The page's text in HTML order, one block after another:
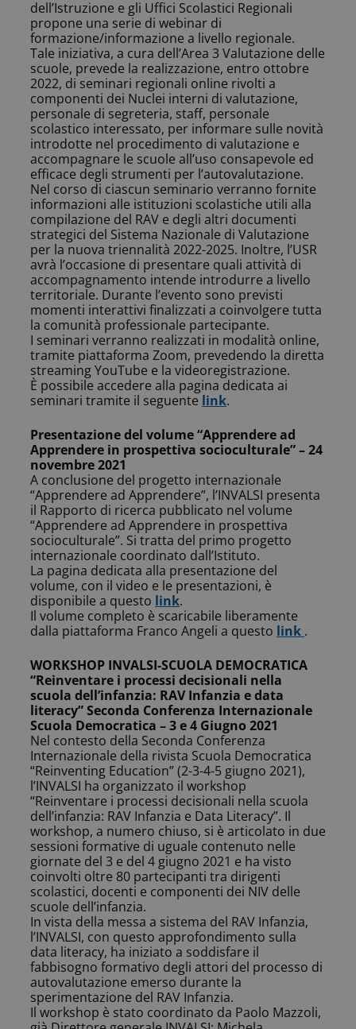
dell’Istruzione e gli Uffici Scolastici Regionali
propone una serie di webinar di
formazione/informazione a livello regionale.
Tale iniziativa, a cura dell’Area 3 Valutazione delle
scuole, prevede la realizzazione, entro ottobre
2022, di seminari regionali online rivolti a
componenti dei Nuclei interni di valutazione,
personale di segreteria, staff, personale
scolastico interessato, per informare sulle novità
introdotte nel procedimento di valutazione e
accompagnare le scuole all’uso consapevole ed
efficace degli strumenti per l’autovalutazione.
Nel corso di ciascun seminario verranno fornite
informazioni alle istituzioni scolastiche utili alla
compilazione del RAV e degli altri documenti
strategici del Sistema Nazionale di Valutazione
per la nuova triennalità 2022-2025. Inoltre, l’USR
avrà l’occasione di presentare quali attività di
accompagnamento intende introdurre a livello
territoriale. Durante l’evento sono previsti
momenti interattivi finalizzati a coinvolgere tutta
la comunità professionale partecipante.
I seminari verranno realizzati in modalità online,
tramite piattaforma Zoom, prevedendo la diretta
streaming YouTube e la videoregistrazione.
È possibile accedere alla pagina dedicata ai
seminari tramite il seguente link.
Presentazione del volume “Apprendere ad
Apprendere in prospettiva socioculturale” – 24
novembre 2021
A conclusione del progetto internazionale
“Apprendere ad Apprendere”, l’INVALSI presenta
il Rapporto di ricerca pubblicato nel volume
“Apprendere ad Apprendere in prospettiva
socioculturale”. Si tratta del primo progetto
internazionale coordinato dall’Istituto.
La pagina dedicata alla presentazione del
volume, con il video e le presentazioni, è
disponibile a questo link.
Il volume completo è scaricabile liberamente
dalla piattaforma Franco Angeli a questo link .
WORKSHOP INVALSI-SCUOLA DEMOCRATICA
“Reinventare i processi decisionali nella
scuola dell’infanzia: RAV Infanzia e data
literacy” Seconda Conferenza Internazionale
Scuola Democratica – 3 e 4 Giugno 2021
Nel contesto della Seconda Conferenza
Internazionale della rivista Scuola Democratica
“Reinventing Education” (2-3-4-5 giugno 2021),
l’INVALSI ha organizzato il workshop
“Reinventare i processi decisionali nella scuola
dell’infanzia: RAV Infanzia e Data Literacy”. Il
workshop, a numero chiuso, si è articolato in due
sessioni formative di uguale contenuto nelle
giornate del 3 e del 4 giugno 2021 e ha visto
coinvolti oltre 80 partecipanti tra dirigenti
scolastici, docenti e componenti dei NIV delle
scuole dell’infanzia.
In vista della messa a sistema del RAV Infanzia,
l’INVALSI, con questo approfondimento sulla
data literacy, ha iniziato a soddisfare il
fabbisogno formativo degli attori del processo di
autovalutazione emerso durante la
sperimentazione del RAV Infanzia.
Il workshop è stato coordinato da Paolo Mazzoli,